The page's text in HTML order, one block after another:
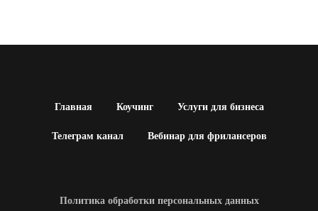
Главная Коучинг
Услуги для бизнеса
Телеграм канал
Вебинар для фрилансеров
Политика обработки персональных данных